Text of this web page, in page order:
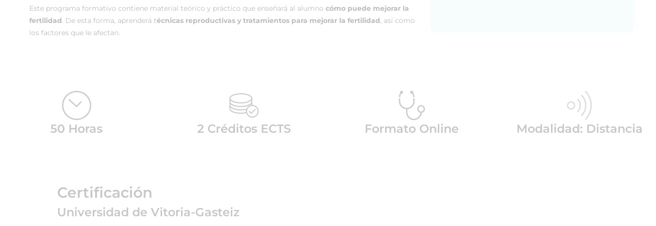
Este programa formativo contiene material teórico y práctico que enseñará al alumno cómo puede mejorar la
fertilidad. De esta forma, aprenderá técnicas reproductivas y tratamientos para mejorar la fertilidad, así como
los factores que le afectan.
50 Horas 2 Créditos ECTS Formato Online Modalidad: Distancia
Certificación
Universidad de Vitoria-Gasteiz